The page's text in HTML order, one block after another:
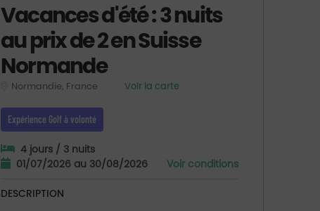
Vacances d'été : 3 nuits
au prix de 2 en Suisse
Normande
Normandie, France Voir la carte
Expérience Golf à volonté
4 jours / 3 nuits
01/07/2026 au 30/08/2026
Voir conditions
DESCRIPTION